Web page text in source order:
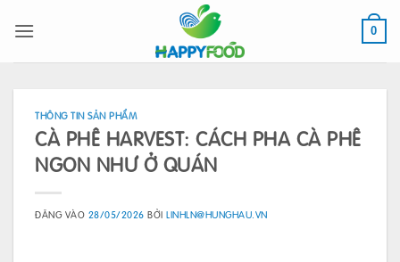
qua
0
THÔNG TIN SẢN PHẨM
CÀ PHÊ HARVEST: CÁCH PHA CÀ PHÊ
NGON NHƯ Ở QUÁN
ĐĂNG VÀO 28/05/2026 BỞILINHLN@HUNGHAU.VN